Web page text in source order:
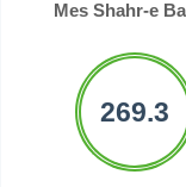
Mes Shahr-e
269.3